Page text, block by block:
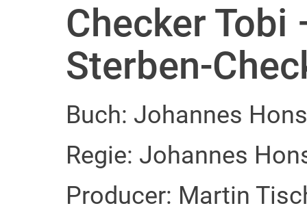
Checker Tobi
Sterben-
Buch: Johannes
Regie: Johannes
Producer: Martin